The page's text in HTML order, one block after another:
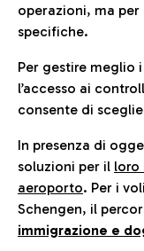
operazioni, ma
specifiche.
Per gestire meglio
l’accesso ai
consente di
In presenza di
soluzioni per il loro
aeroporto. Per i
Schengen, il
immigrazione e